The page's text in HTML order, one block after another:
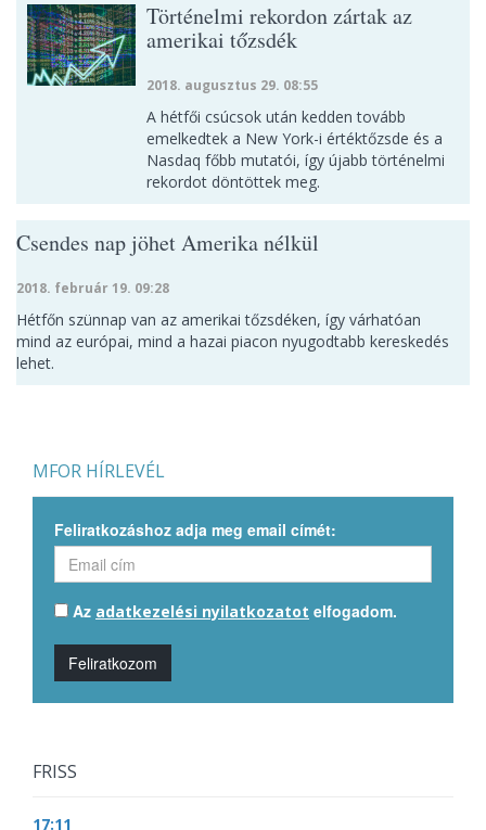
Történelmi rekordon zártak az
amerikai tőzsdék
2018. augusztus 29. 08:55
A hétfői csúcsok után kedden tovább
emelkedtek a New York-i értéktőzsde és a
Nasdaq főbb mutatói, így újabb történelmi
rekordot döntöttek meg.
Csendes nap jöhet Amerika nélkül
2018. február 19. 09:28
Hétfőn szünnap van az amerikai tőzsdéken, így várhatóan
mind az európai, mind a hazai piacon nyugodtabb kereskedés
lehet.
MFOR HÍRLEVÉL
Feliratkozáshoz adja meg email címét:
Az adatkezelési nyilatkozatot elfogadom.
Feliratkozom
FRISS
17:11